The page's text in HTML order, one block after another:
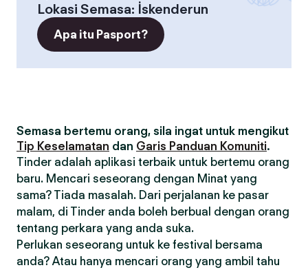
Lokasi Semasa: İskenderun
Apa itu Pasport?
Semasa bertemu orang, sila ingat untuk mengikut
Tip Keselamatan dan Garis Panduan Komuniti.
Tinder adalah aplikasi terbaik untuk bertemu orang
baru. Mencari seseorang dengan Minat yang
sama? Tiada masalah. Dari perjalanan ke pasar
malam, di Tinder anda boleh berbual dengan orang
tentang perkara yang anda suka.
Perlukan seseorang untuk ke festival bersama
anda? Atau hanya mencari orang yang ambil tahu